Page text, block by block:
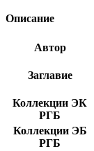
Описание
Автор
Заглавие
Коллекции ЭК
РГБ
Коллекции ЭБ
РГБ